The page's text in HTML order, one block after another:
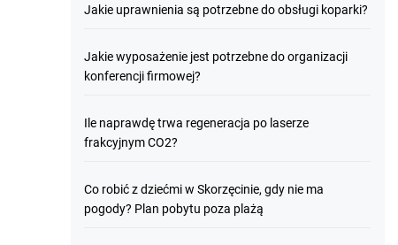
Jakie uprawnienia są potrzebne do obsługi koparki?
Jakie wyposażenie jest potrzebne do organizacji
konferencji firmowej?
Ile naprawdę trwa regeneracja po laserze
frakcyjnym CO2?
Co robić z dziećmi w Skorzęcinie, gdy nie ma
pogody? Plan pobytu poza plażą